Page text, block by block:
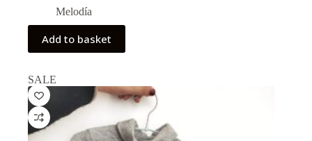
Melodía
Add to basket
SALE